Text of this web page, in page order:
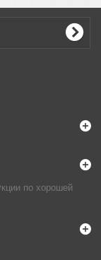
по хорошей